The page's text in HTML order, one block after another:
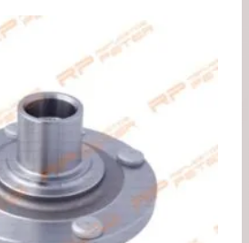
era:
$19.900.